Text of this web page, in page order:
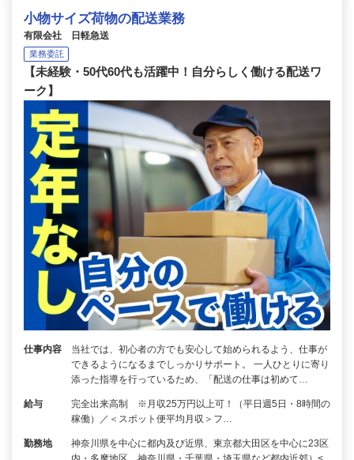
小物サイズ荷物の配送業務
有限会社 日軽急送
業務委託
【未経験・50代60代も活躍中！自分らしく働ける配送ワ
ーク】
仕事内容
当社では、初心者の方でも安心して始められるよう、仕事が
できるようになるまでしっかりサポート。 一人ひとりに寄り
添った指導を行っているため、「配送の仕事は初めて…
給与
完全出来高制 ※月収25万円以上可！（平日週5日・8時間の
稼働）／＜スポット便平均月収＞フ…
勤務地
神奈川県を中心に都内及び近県、東京都大田区を中心に23区